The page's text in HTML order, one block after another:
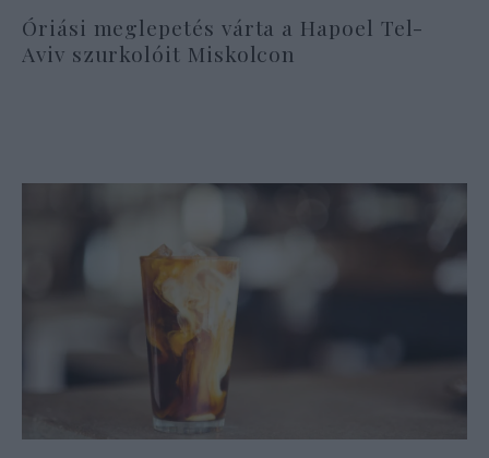
Óriási meglepetés várta a Hapoel Tel-
Aviv szurkolóit Miskolcon